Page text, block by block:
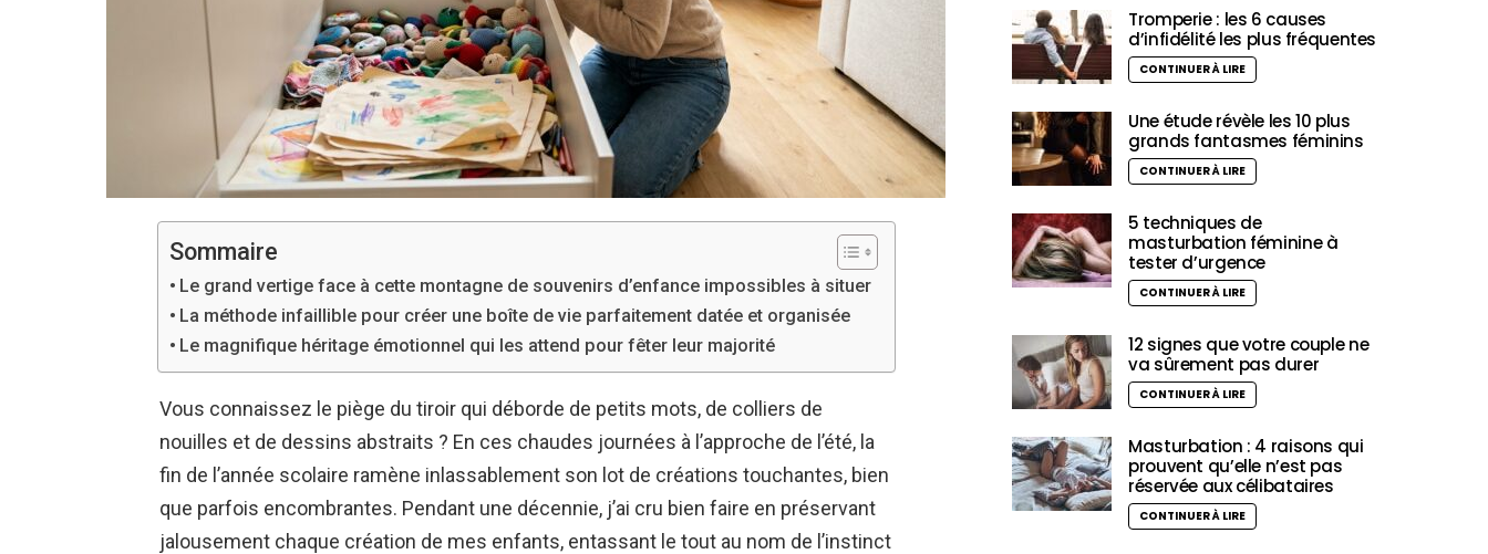
Sommaire
Le grand vertige face à cette montagne de souvenirs d’enfance impossibles à situer
La méthode infaillible pour créer une boîte de vie parfaitement datée et organisée
Le magnifique héritage émotionnel qui les attend pour fêter leur majorité
Vous connaissez le piège du tiroir qui déborde de petits mots, de colliers de
nouilles et de dessins abstraits ? En ces chaudes journées à l’approche de l’été, la
fin de l’année scolaire ramène inlassablement son lot de créations touchantes, bien
que parfois encombrantes. Pendant une décennie, j’ai cru bien faire en préservant
jalousement chaque création de mes enfants, entassant le tout au nom de l’instinct
Tromperie : les 6 causes
d’infidélité les plus fréquentes
CONTINUER À LIRE
Une étude révèle les 10 plus
grands fantasmes féminins
CONTINUER À LIRE
5 techniques de
masturbation féminine à
tester d’urgence
CONTINUER À LIRE
12 signes que votre couple ne
va sûrement pas durer
CONTINUER À LIRE
Masturbation : 4 raisons qui
prouvent qu’elle n’est pas
réservée aux célibataires
CONTINUER À LIRE